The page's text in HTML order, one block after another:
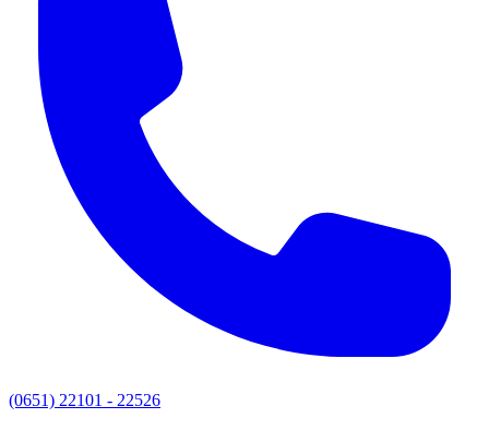
(0651) 22101 - 22526